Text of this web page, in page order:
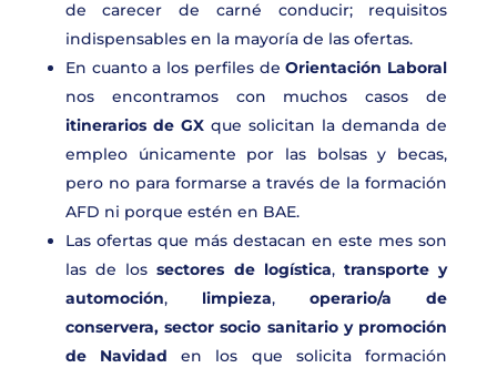
de carecer de carné conducir; requisitos
indispensables en la mayoría de las ofertas.
En cuanto a los perfiles deOrientación Laboral
nos encontramos con muchos casos de
itinerarios de GXque solicitan la demanda de
empleo únicamente por las bolsas y becas,
pero no para formarse a través de la formación
AFD ni porque estén en BAE.
Las ofertas que más destacan en este mes son
las de lossectores de logística,transporte y
automoción, limpieza,operario/a de
conservera, sector socio sanitario y promoción
de Navidad en los que solicita formación